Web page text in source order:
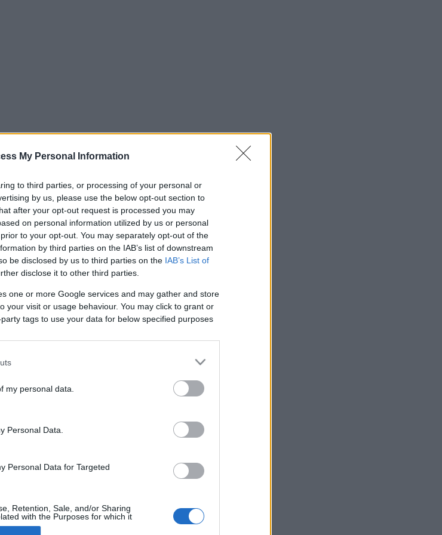
My Personal Information
to third parties, or processing of your personal or
by us, please use the below opt-out section to
after your opt-out request is processed you may
on personal information utilized by us or personal
to your opt-out. You may separately opt-out of the
by third parties on the IAB’s list of downstream
be disclosed by us to third parties on the IAB’s List of
disclose it to other third parties.
one or more Google services and may gather and store
your visit or usage behaviour. You may click to grant or
tags to use your data for below specified purposes
my personal data.
Personal Data.
Personal Data for Targeted
Retention, Sale, and/or Sharing
with the Purposes for which it